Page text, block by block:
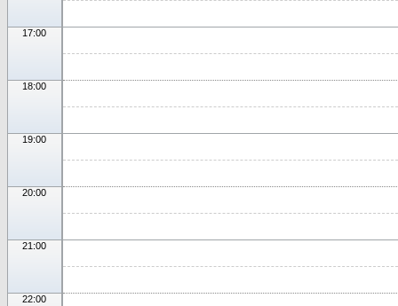
17:00
18:00
19:00
20:00
21:00
22:00